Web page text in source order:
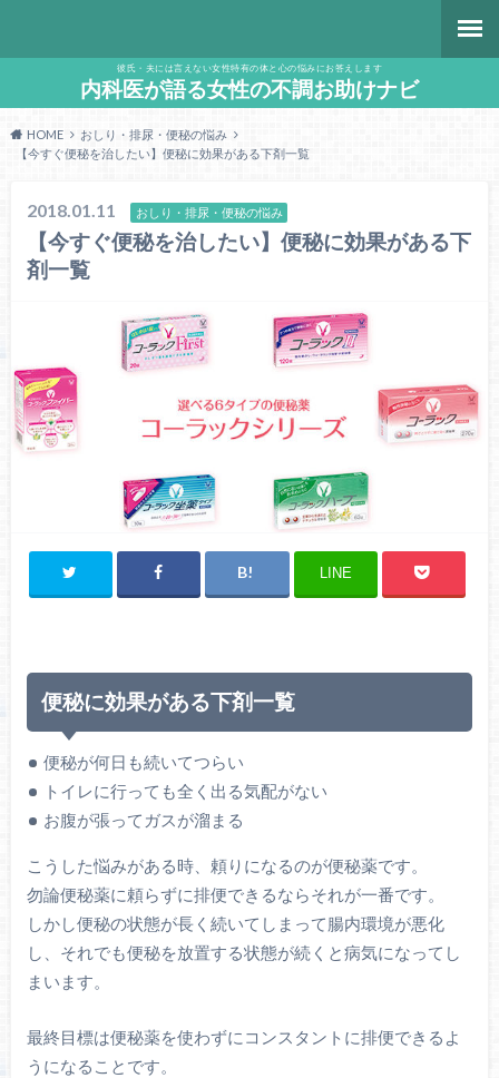
彼氏・夫には言えない女性特有の体と心の悩みにお答えします
内科医が語る女性の不調お助けナビ
HOME
おしり・排尿・便秘の悩み
【今すぐ便秘を治したい】便秘に効果がある下剤一覧
2018.01.11 おしり・排尿・便秘の悩み
【今すぐ便秘を治したい】便秘に効果がある下
剤一覧
LINE
便秘に効果がある下剤一覧
便秘が何日も続いてつらい
トイレに行っても全く出る気配がない
お腹が張ってガスが溜まる
こうした悩みがある時、頼りになるのが便秘薬です。
勿論便秘薬に頼らずに排便できるならそれが一番です。
しかし便秘の状態が長く続いてしまって腸内環境が悪化
し、それでも便秘を放置する状態が続くと病気になってし
まいます。
最終目標は便秘薬を使わずにコンスタントに排便できるよ
うになることです。